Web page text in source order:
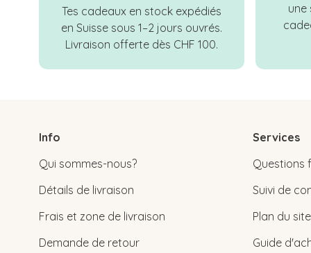
Tes cadeaux en stock expédiés
en Suisse sous 1–2 jours ouvrés.
Livraison offerte dès CHF 100.
une
Info
Qui sommes-nous?
Détails de livraison
Frais et zone de livraison
Demande de retour
Services
Questions
Suivi de
Plan du site
Guide